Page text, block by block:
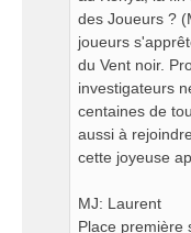
des Joueurs ?
joueurs
du Vent noir.
investigateurs
centaines de
aussi à
cette joyeuse
MJ: Laurent
Place première